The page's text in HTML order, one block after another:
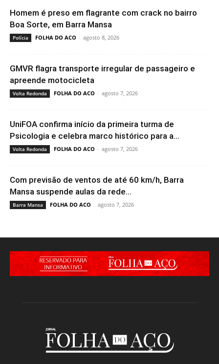
Homem é preso em flagrante com crack no bairro
Boa Sorte, em Barra Mansa
Polícia FOLHA DO ACO - agosto 8, 2026
GMVR flagra transporte irregular de passageiro e
apreende motocicleta
Volta Redonda FOLHA DO ACO - agosto 7, 2026
UniFOA confirma início da primeira turma de
Psicologia e celebra marco histórico para a...
Volta Redonda FOLHA DO ACO - agosto 7, 2026
Com previsão de ventos de até 60 km/h, Barra
Mansa suspende aulas da rede...
Barra Mansa FOLHA DO ACO - agosto 7, 2026